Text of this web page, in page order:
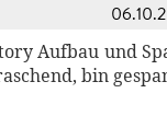
Aufbau und
bin